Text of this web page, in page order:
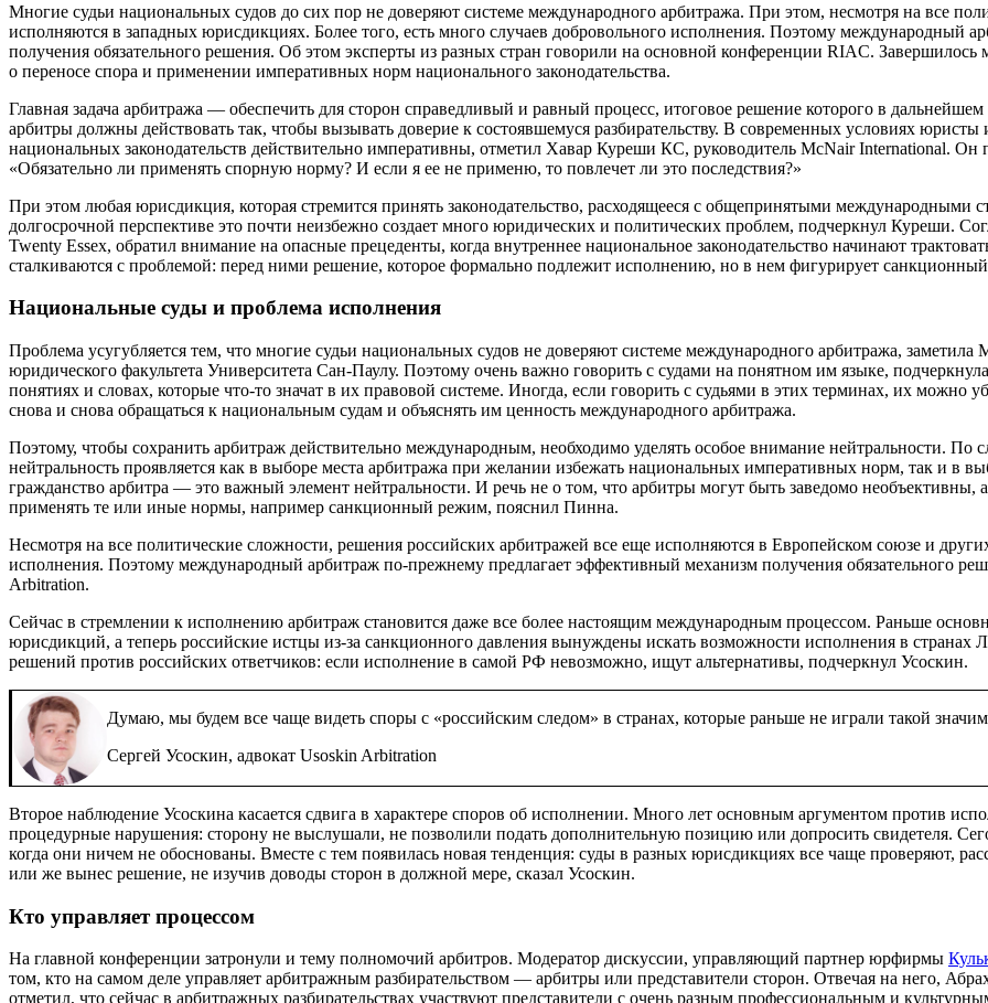
Многие судьи национальных судов до сих пор не доверяют системе международного арбитража. При этом, несмотря на все
исполняются в западных юрисдикциях. Более того, есть много случаев добровольного исполнения. Поэтому международный
получения обязательного решения. Об этом эксперты из разных стран говорили на основной конференции RIAC.
о переносе спора и применении императивных норм национального законодательства.
Главная задача арбитража — обеспечить для сторон справедливый и равный процесс, итоговое решение которого в
арбитры должны действовать так, чтобы вызывать доверие к состоявшемуся разбирательству. В современных условиях
национальных законодательств действительно императивны, отметил Хавар Куреши КС, руководитель McNair International. Он
«Обязательно ли применять спорную норму? И если я ее не применю, то повлечет ли это последствия?»
При этом любая юрисдикция, которая стремится принять законодательство, расходящееся с общепринятыми международными
долгосрочной перспективе это почти неизбежно создает много юридических и политических проблем, подчеркнул Куреши.
Twenty Essex, обратил внимание на опасные прецеденты, когда внутреннее национальное законодательство начинают
сталкиваются с проблемой: перед ними решение, которое формально подлежит исполнению, но в нем фигурирует
Национальные суды и проблема исполнения
Проблема усугубляется тем, что многие судьи национальных судов не доверяют системе международного арбитража, заметила
юридического факультета Университета Сан-Паулу. Поэтому очень важно говорить с судами на понятном им языке,
понятиях и словах, которые что-то значат в их правовой системе. Иногда, если говорить с судьями в этих терминах, их
снова и снова обращаться к национальным судам и объяснять им ценность международного арбитража.
Поэтому, чтобы сохранить арбитраж действительно международным, необходимо уделять особое внимание нейтральности. По
нейтральность проявляется как в выборе места арбитража при желании избежать национальных императивных норм, так и в
гражданство арбитра — это важный элемент нейтральности. И речь не о том, что арбитры могут быть заведомо необъективны,
применять те или иные нормы, например санкционный режим, пояснил Пинна.
Несмотря на все политические сложности, решения российских арбитражей все еще исполняются в Европейском союзе и
исполнения. Поэтому международный арбитраж по-прежнему предлагает эффективный механизм получения обязательного
Arbitration.
Сейчас в стремлении к исполнению арбитраж становится даже все более настоящим международным процессом. Раньше
юрисдикций, а теперь российские истцы из-за санкционного давления вынуждены искать возможности исполнения в
решений против российских ответчиков: если исполнение в самой РФ невозможно, ищут альтернативы, подчеркнул Усоскин.
Думаю, мы будем все чаще видеть споры с «российским следом» в странах, которые раньше не играли такой
Сергей Усоскин, адвокат Usoskin Arbitration
Второе наблюдение Усоскина касается сдвига в характере споров об исполнении. Много лет основным аргументом против
процедурные нарушения: сторону не выслушали, не позволили подать дополнительную позицию или допросить свидетеля.
когда они ничем не обоснованы. Вместе с тем появилась новая тенденция: суды в разных юрисдикциях все чаще проверяют,
или же вынес решение, не изучив доводы сторон в должной мере, сказал Усоскин.
Кто управляет процессом
На главной конференции затронули и тему полномочий арбитров. Модератор дискуссии, управляющий партнер юрфирмы
том, кто на самом деле управляет арбитражным разбирательством — арбитры или представители сторон. Отвечая на него,
отметил, что сейчас в арбитражных разбирательствах участвуют представители с очень разным профессиональным и